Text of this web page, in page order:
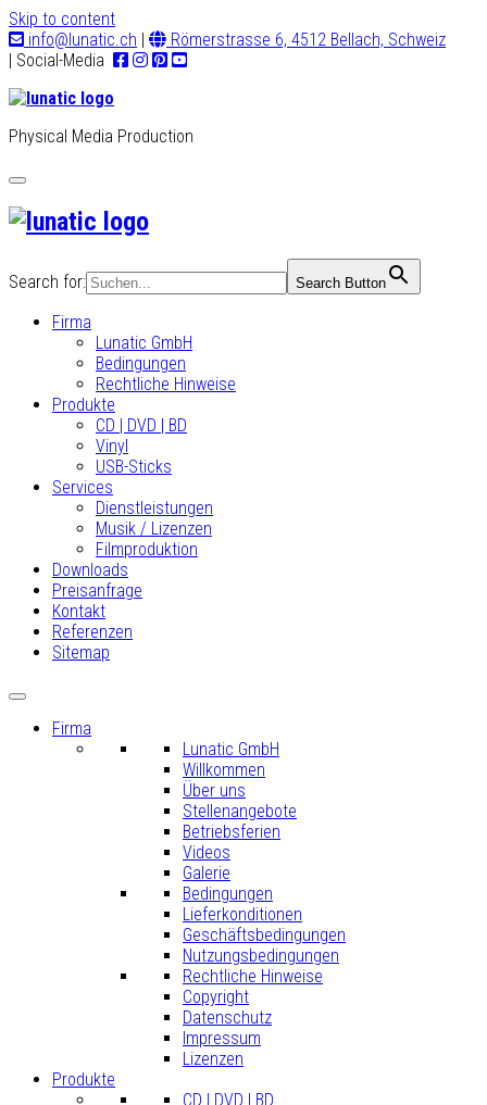
Skip to content
info@lunatic.ch |
Römerstrasse 6, 4512 Bellach, Schweiz
| Social-Media
Physical Media Production
Toggle
navigation
Search for: Search Button
Firma
Lunatic GmbH
Bedingungen
Rechtliche Hinweise
Produkte
CD | DVD | BD
Vinyl
USB-Sticks
Services
Dienstleistungen
Musik / Lizenzen
Filmproduktion
Downloads
Preisanfrage
Kontakt
Referenzen
Sitemap
Firma
Lunatic GmbH
Willkommen
Über uns
Stellenangebote
Betriebsferien
Videos
Galerie
Bedingungen
Lieferkonditionen
Geschäftsbedingungen
Nutzungsbedingungen
Rechtliche Hinweise
Copyright
Datenschutz
Impressum
Lizenzen
Produkte
CD | DVD | BD